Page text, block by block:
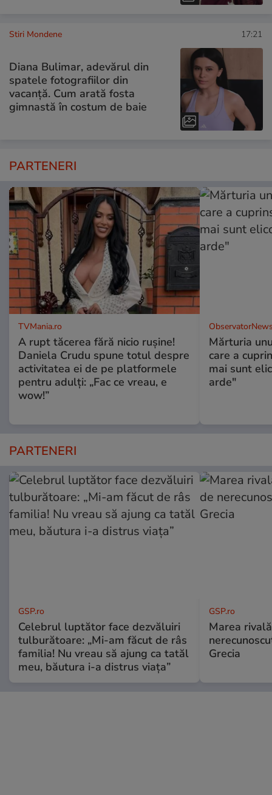
Stiri Mondene 17:21
Diana Bulimar, adevărul din
spatele fotografiilor din
vacanță. Cum arată fosta
gimnastă în costum de baie
PARTENERI
TVMania.ro
A rupt tăcerea fără nicio rușine!
Daniela Crudu spune totul despre
activitatea ei de pe platformele
pentru adulți: „Fac ce vreau, e
wow!”
Mărturia
care a
mai sunt
arde"
PARTENERI
GSP.ro
Celebrul luptător face dezvăluiri
tulburătoare: „Mi-am făcut de râs
familia! Nu vreau să ajung ca tatăl
meu, băutura i-a distrus viața”
GSP.ro
Marea
Grecia